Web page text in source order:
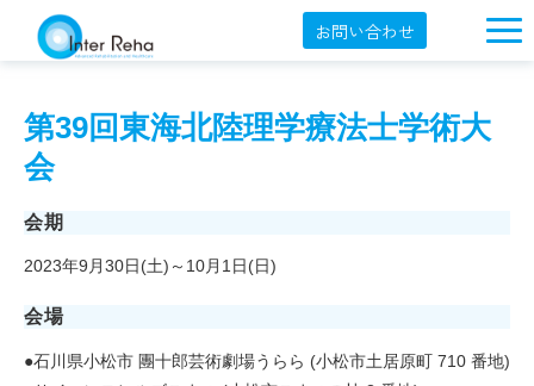
お問い合わせ
製品一覧
導入事例
オンラインショップ
第39回東海北陸理学療法士学術大
会
会期
2023年9月30日(土)～10月1日(日)
会場
●石川県小松市 團十郎芸術劇場うらら (小松市土居原町 710 番地)